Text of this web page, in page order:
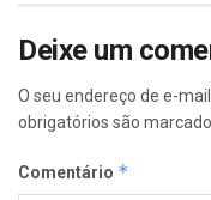
Deixe um
O seu endereço de e-
obrigatórios são
Comentário *